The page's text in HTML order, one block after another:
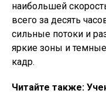
наибольшей
всего за десять
сильные потоки и
яркие зоны и
кадр.
Читайте также: